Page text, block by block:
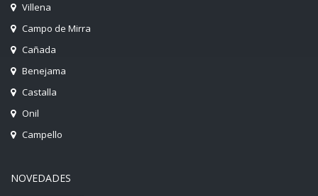
Villena
Campo de Mirra
Cañada
Benejama
Castalla
Onil
Campello
NOVEDADES